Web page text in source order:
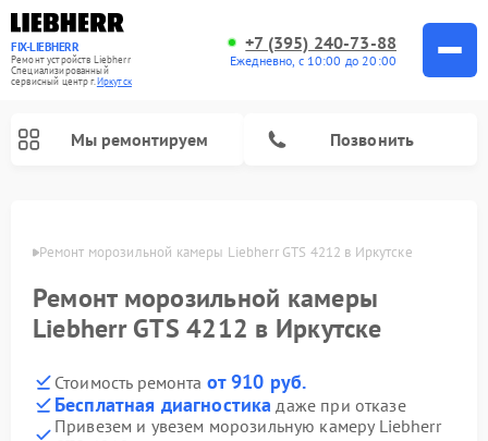
FIX-LIEBHERR
Ремонт устройств Liebherr
Специализированный
cервисный центр г.Иркутск
+7 (395) 240-73-88
Ежедневно, с 10:00 до 20:00
Мы ремонтируем Позвонить
Ремонт морозильной камеры Liebherr GTS 4212 в Иркутске
Ремонт морозильной камеры
Liebherr GTS 4212 в Иркутске
Стоимость ремонта от 910 руб.
Бесплатная диагностика даже при отказе
Привезем и увезем морозильную камеру Liebherr